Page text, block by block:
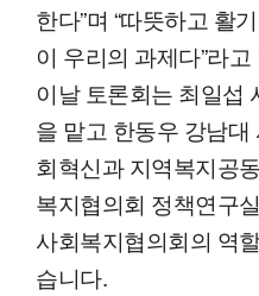
한다”며 “따뜻하고 활
이 우리의 과제다”라
이날 토론회는 최일섭
을 맡고 한동우 강남대
회혁신과 지역복지공
복지협의회 정책연구
사회복지협의회의 역
습니다.